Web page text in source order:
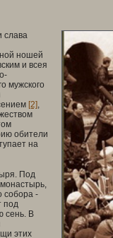
слава
ношей
и всея
мужского
[2],
обители
на
Под
собора -
под
сень. В
этих